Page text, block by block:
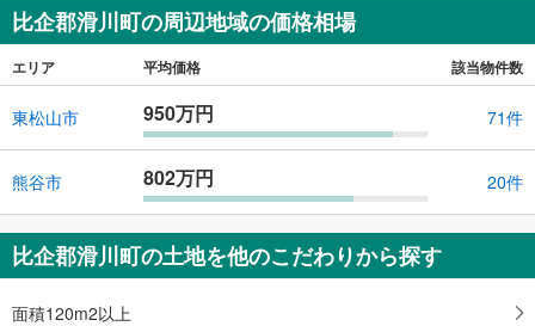
比企郡滑川町の周辺地域の価格相場
エリア 平均価格 該当物件数
東松山市 950万円 71件
熊谷市 802万円 20件
比企郡滑川町の土地を他のこだわりから探す
面積120m2以上